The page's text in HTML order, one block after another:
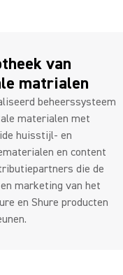
van
matrialen
beheerssysteem
materialen met
huisstijl- en
en content
die de
marketing van het
en Shure producten